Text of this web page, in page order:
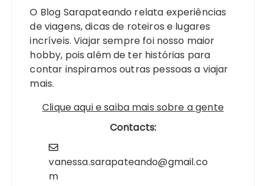
O Blog Sarapateando relata experiências
de viagens, dicas de roteiros e lugares
incríveis. Viajar sempre foi nosso maior
hobby, pois além de ter histórias para
contar inspiramos outras pessoas a viajar
mais.
Clique aqui e saiba mais sobre a gente
Contacts:
vanessa.sarapateando@gmail.co
m